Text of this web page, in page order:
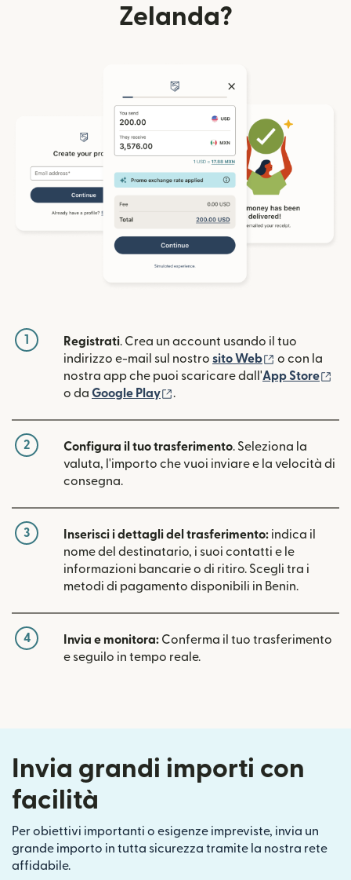
Zelanda?
1 Registrati. Crea un account usando il tuo
indirizzo e-mail sul nostro sito Web (si apre in
o con la
nostra app che puoi scaricare dall'App Store
o da Google Play (si apre in una nuova finestra)
.
2 Configura il tuo trasferimento. Seleziona la
valuta, l'importo che vuoi inviare e la velocità di
consegna.
3 Inserisci i dettagli del trasferimento: indica il
nome del destinatario, i suoi contatti e le
informazioni bancarie o di ritiro. Scegli tra i
metodi di pagamento disponibili in Benin.
4 Invia e monitora: Conferma il tuo trasferimento
e seguilo in tempo reale.
Invia grandi importi con
facilità
Per obiettivi importanti o esigenze impreviste, invia un
grande importo in tutta sicurezza tramite la nostra rete
affidabile.